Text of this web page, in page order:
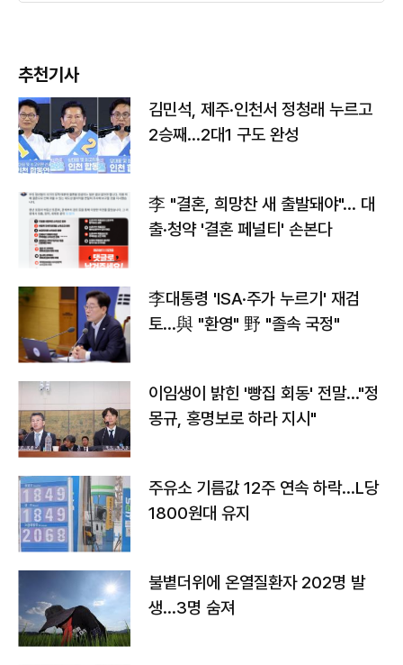
추천기사
김민석, 제주·인천서 정청래 누르고
2승째…2대1 구도 완성
李 "결혼, 희망찬 새 출발돼야"… 대
출·청약 '결혼 페널티' 손본다
李대통령 'ISA·주가 누르기' 재검
토…與 "환영" 野 "졸속 국정"
이임생이 밝힌 '빵집 회동' 전말…"정
몽규, 홍명보로 하라 지시"
주유소 기름값 12주 연속 하락…L당
1800원대 유지
불볕더위에 온열질환자 202명 발
생…3명 숨져